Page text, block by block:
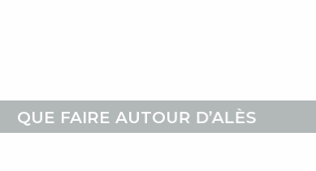
QUE FAIRE AUTOUR D’ALÈS